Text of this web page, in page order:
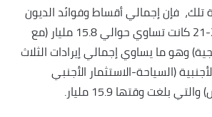
تلك، فإن إجمالي أقساط وفوائد الديون
الخارجية فقط في 20-21 كانت تساوي حوالي 15.8 مليار (مع
وهو ما يساوي إجمالي إيرادات الثلاث
(السياحة-الاستثمار الأجنبي
بلغت وقتها 15.9 مليار.